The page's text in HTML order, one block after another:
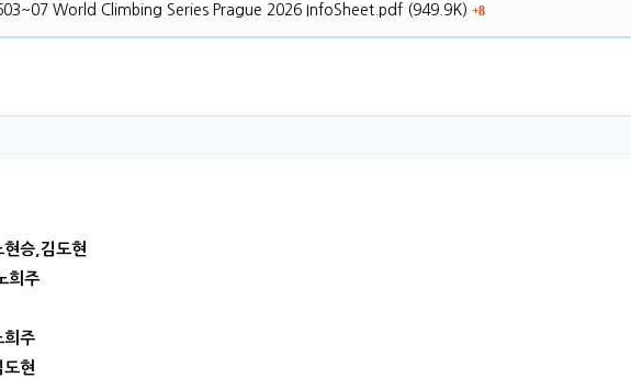
World Climbing Series Prague 2026 InfoSheet.pdf 파일크기
(949.9K) 8회 다운로드
글
승,김도현
희주
희주
도현